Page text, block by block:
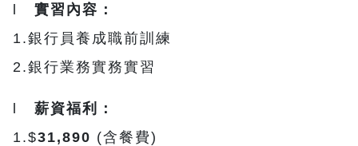
l 實習內容：
1.銀行員養成職前訓練
2.銀行業務實務實習
l 薪資福利：
1.$31,890 (含餐費)